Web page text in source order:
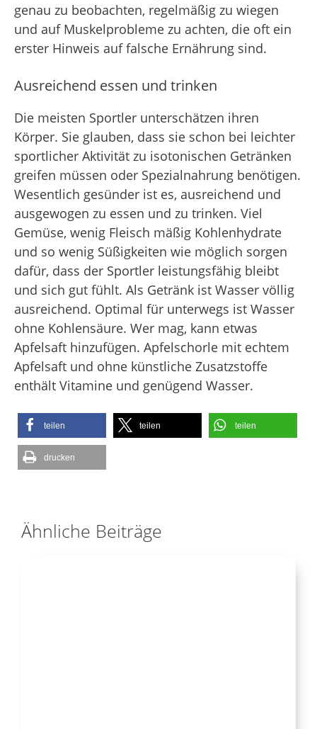
genau zu beobachten, regelmäßig zu wiegen
und auf Muskelprobleme zu achten, die oft ein
erster Hinweis auf falsche Ernährung sind.
Ausreichend essen und trinken
Die meisten Sportler unterschätzen ihren
Körper. Sie glauben, dass sie schon bei leichter
sportlicher Aktivität zu isotonischen Getränken
greifen müssen oder Spezialnahrung benötigen.
Wesentlich gesünder ist es, ausreichend und
ausgewogen zu essen und zu trinken. Viel
Gemüse, wenig Fleisch mäßig Kohlenhydrate
und so wenig Süßigkeiten wie möglich sorgen
dafür, dass der Sportler leistungsfähig bleibt
und sich gut fühlt. Als Getränk ist Wasser völlig
ausreichend. Optimal für unterwegs ist Wasser
ohne Kohlensäure. Wer mag, kann etwas
Apfelsaft hinzufügen. Apfelschorle mit echtem
Apfelsaft und ohne künstliche Zusatzstoffe
enthält Vitamine und genügend Wasser.
teilen teilen teilen
drucken
Ähnliche Beiträge